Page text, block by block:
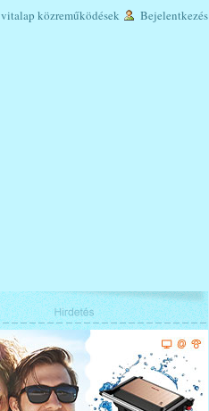
vitalap közreműködések Bejelentkezés